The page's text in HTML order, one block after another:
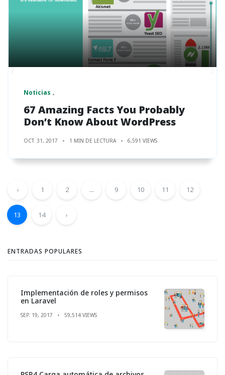
Noticias
67 Amazing Facts You Probably
Don’t Know About WordPress
OCT. 31, 2017 1 MIN DE LECTURA 6,591 VIEWS
‹ 1 2 ... 9 10 11 12
13 14 ›
ENTRADAS POPULARES
Implementación de roles y permisos
en Laravel
SEP. 19, 2017 59,514 VIEWS